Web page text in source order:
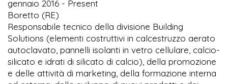
gennaio 2016 - Present
Boretto (RE)
Responsabile tecnico della divisione Building
Solutions (elementi costruttivi in calcestruzzo aerato
autoclavato, pannelli isolanti in vetro cellulare, calcio-
silicato e idrati di silicato di calcio), della promozione
e delle attività di marketing, della formazione interna